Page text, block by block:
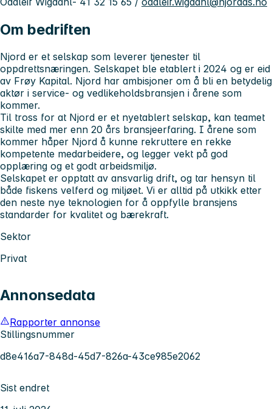
Om bedriften
Njord er et selskap som leverer tjenester til
oppdrettsnæringen. Selskapet ble etablert i 2024 og er eid
av Frøy Kapital. Njord har ambisjoner om å bli en betydelig
aktør i service- og vedlikeholdsbransjen i årene som
kommer.
Til tross for at Njord er et nyetablert selskap, kan teamet
skilte med mer enn 20 års bransjeerfaring. I årene som
kommer håper Njord å kunne rekruttere en rekke
kompetente medarbeidere, og legger vekt på god
opplæring og et godt arbeidsmiljø.
Selskapet er opptatt av ansvarlig drift, og tar hensyn til
både fiskens velferd og miljøet. Vi er alltid på utkikk etter
den neste nye teknologien for å oppfylle bransjens
standarder for kvalitet og bærekraft.
Sektor
Privat
Annonsedata
Rapporter annonse
Stillingsnummer
d8e416a7-848d-45d7-826a-43ce985e2062
Sist endret